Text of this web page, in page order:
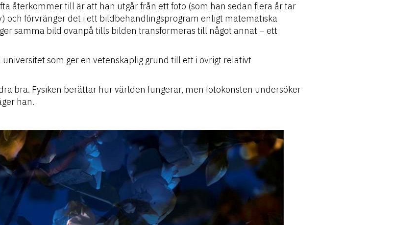
återkommer till är att han utgår från ett foto (som han sedan flera år tar
och förvränger det i ett bildbehandlingsprogram enligt matematiska
samma bild ovanpå tills bilden transformeras till något annat – ett
som ger en vetenskaplig grund till ett i övrigt relativt
bra. Fysiken berättar hur världen fungerar, men fotokonsten undersöker
han.